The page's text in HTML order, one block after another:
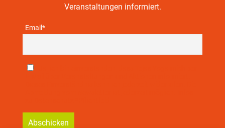
Veranstaltungen informiert.
Email*